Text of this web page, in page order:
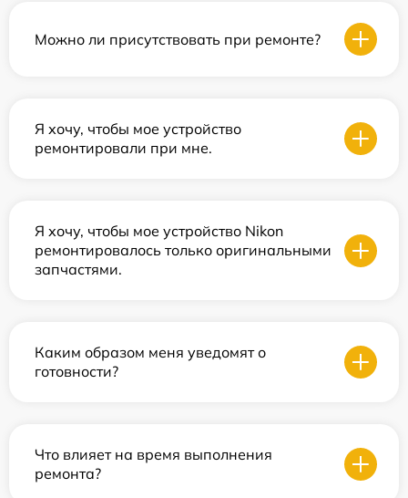
Можно ли присутствовать при ремонте?
Я хочу, чтобы мое устройство
ремонтировали при мне.
Я хочу, чтобы мое устройство Nikon
ремонтировалось только оригинальными
запчастями.
Каким образом меня уведомят о
готовности?
Что влияет на время выполнения
ремонта?